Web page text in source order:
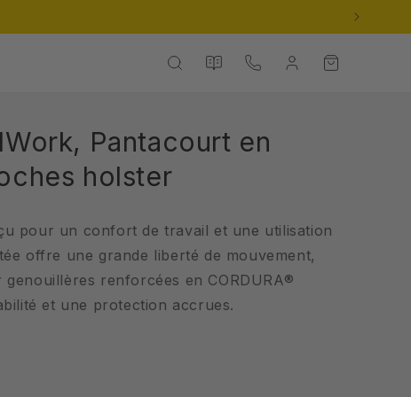
et d’expédition sont à prévoir.
catalogues
ContactConnexionPanier
Pantacourt en
holster
pour un confort de travail et une utilisation
offre une grande liberté de mouvement,
renforcées en CORDURA®
et une protection accrues.